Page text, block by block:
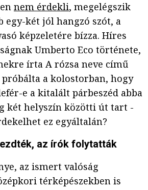
nem érdekli, megelégszik
egy-két jól hangzó szót, a
képzeletére bízza. Híres
Umberto Eco története,
írta A rózsa neve című
a kolostorban, hogy
e a kitalált párbeszéd abba
két helyszín közötti út tart -
ez egyáltalán?
az írók folytatták
az ismert valóság
térképészekben is